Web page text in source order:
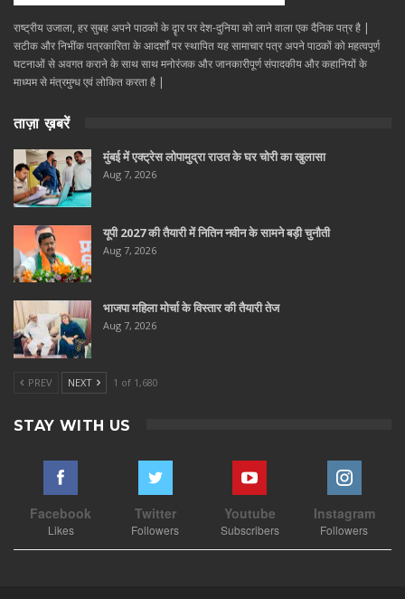
राष्ट्रीय उजाला, हर सुबह अपने पाठकों के दॄार पर देश-दुनिया को लाने वाला एक दैनिक पत्र है |
सटीक और निभींक पत्रकारिता के आदर्शों पर स्थापित यह सामाचार पत्र अपने पाठकों को महत्वपूर्ण
घटनाओं से अवगत कराने के साथ साथ मनोरंजक और जानकारीपूर्ण संपादकीय और कहानियों के
माध्यम से मंत्रमुग्ध एवं लोकित करता है |
ताज़ा ख़बरें
मुंबई में एक्ट्रेस लोपामुद्रा राउत के घर चोरी का खुलासा
Aug 7, 2026
यूपी 2027 की तैयारी में नितिन नवीन के सामने बड़ी चुनौती
Aug 7, 2026
भाजपा महिला मोर्चा के विस्तार की तैयारी तेज
Aug 7, 2026
PREV NEXT 1 of 1,680
STAY WITH US
Facebook
Likes
Twitter
Followers
Youtube
Subscribers
Instagram
Followers